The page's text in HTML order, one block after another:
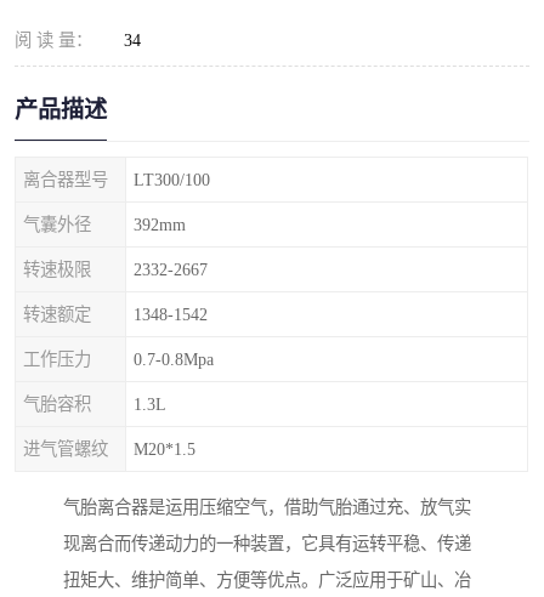
阅 读 量： 34
产品描述
离合器型号 LT300/100
气囊外径 392mm
转速极限 2332-2667
转速额定 1348-1542
工作压力 0.7-0.8Mpa
气胎容积 1.3L
进气管螺纹 M20*1.5
气胎离合器是运用压缩空气，借助气胎通过充、放气实
现离合而传递动力的一种装置，它具有运转平稳、传递
扭矩大、维护简单、方便等优点。广泛应用于矿山、冶